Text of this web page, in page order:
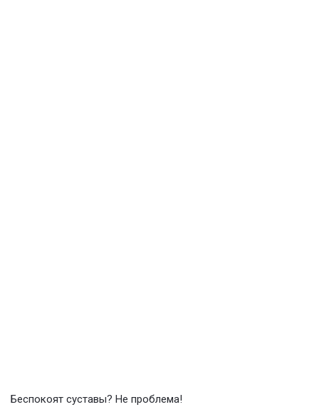
Беспокоят суставы? Не проблема!